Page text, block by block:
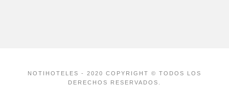
NOTIHOTELES - 2020 COPYRIGHT © TODOS LOS
DERECHOS RESERVADOS.